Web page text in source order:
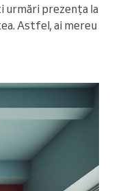
urmări prezența la
Astfel, ai mereu